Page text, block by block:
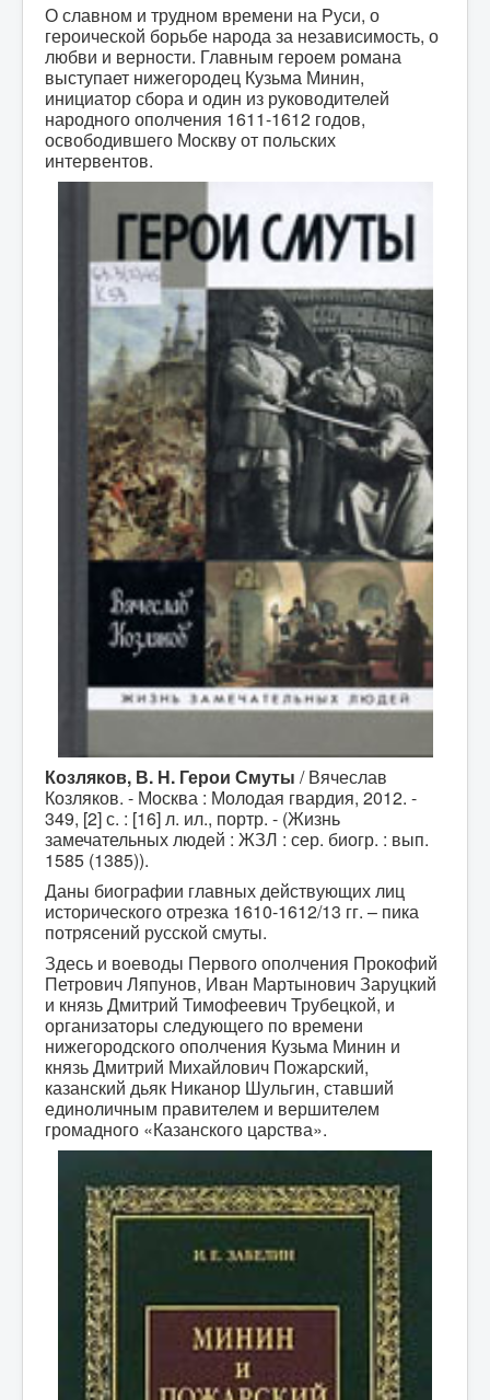
О славном и трудном времени на Руси, о
героической борьбе народа за независимость, о
любви и верности. Главным героем романа
выступает нижегородец Кузьма Минин,
инициатор сбора и один из руководителей
народного ополчения 1611-1612 годов,
освободившего Москву от польских
интервентов.
Козляков, В. Н. Герои Смуты / Вячеслав
Козляков. - Москва : Молодая гвардия, 2012. -
349, [2] с. : [16] л. ил., портр. - (Жизнь
замечательных людей : ЖЗЛ : сер. биогр. : вып.
1585 (1385)).
Даны биографии главных действующих лиц
исторического отрезка 1610-1612/13 гг. – пика
потрясений русской смуты.
Здесь и воеводы Первого ополчения Прокофий
Петрович Ляпунов, Иван Мартынович Заруцкий
и князь Дмитрий Тимофеевич Трубецкой, и
организаторы следующего по времени
нижегородского ополчения Кузьма Минин и
князь Дмитрий Михайлович Пожарский,
казанский дьяк Никанор Шульгин, ставший
единоличным правителем и вершителем
громадного «Казанского царства».